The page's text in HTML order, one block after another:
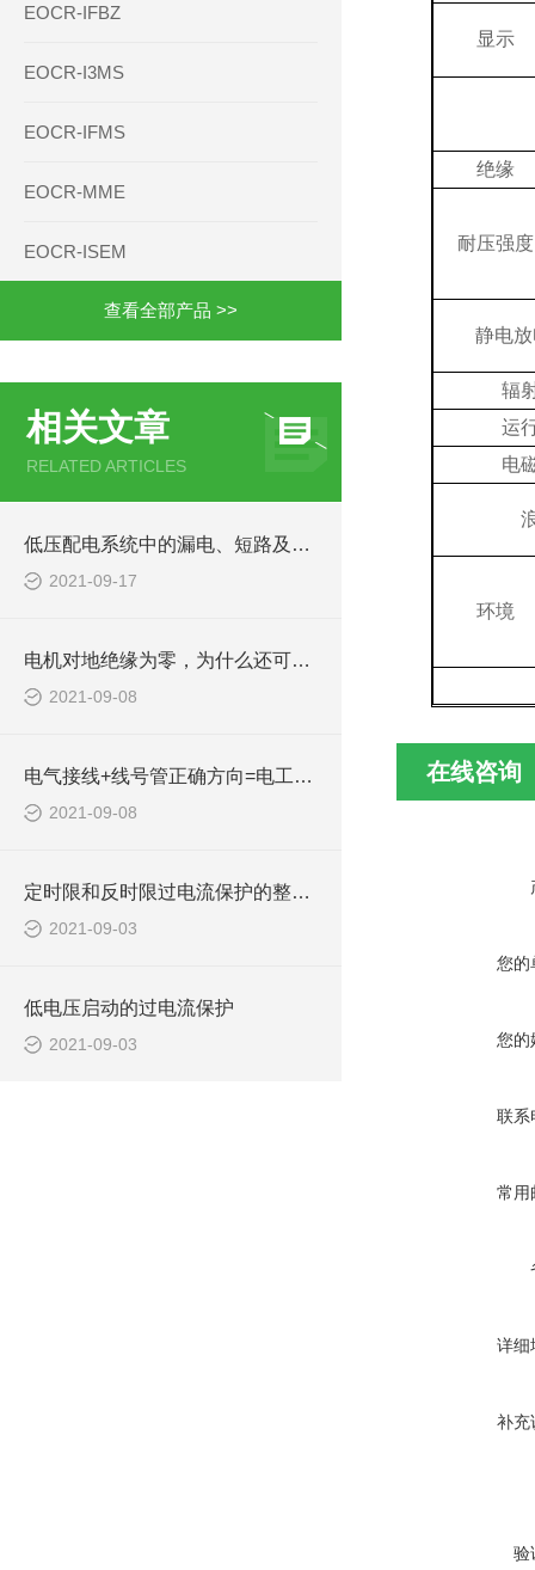
EOCR-IFBZ
EOCR-I3MS
EOCR-IFMS
EOCR-MME
EOCR-ISEM
查看全部产品 >>
相关文章
RELATED ARTICLES
低压配电系统中的漏电、短路及零线断线防护措施
2021-09-17
电机对地绝缘为零，为什么还可以正常启动？
2021-09-08
电气接线+线号管正确方向=电工接线好习惯！
2021-09-08
定时限和反时限过电流保护的整定计算公式
2021-09-03
低电压启动的过电流保护
2021-09-03
显示
绝缘
耐压强度
静电
辐
运
电
环境
在线咨询
您的
您的
联系
常用
详细
补充
验